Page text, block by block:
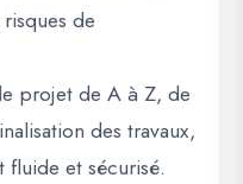
de
projet de A à Z, de
des travaux,
fluide et sécurisé.